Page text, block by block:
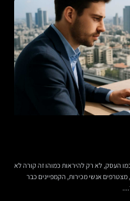
העסק, לא רק להיראות כמוהו זה קורה לא
אנשי מכירות, הקמפיינים כבר